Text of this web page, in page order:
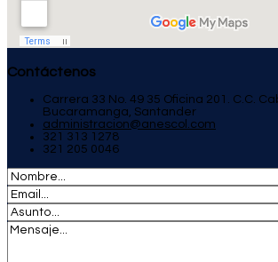
Contáctenos
Carrera 33 No. 49 35 Oficina 201. C.C.
Bucaramanga, Santander
administracion@anescol.com
321 313 1278
321 205 0046